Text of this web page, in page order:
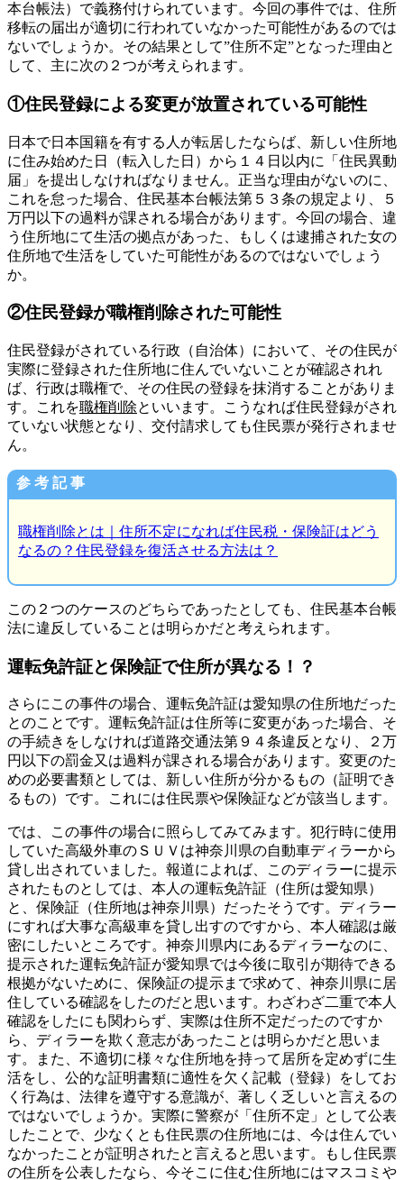
本台帳法）で義務付けられています。今回の事件では、住所
移転の届出が適切に行われていなかった可能性があるのでは
ないでしょうか。その結果として”住所不定”となった理由と
して、主に次の２つが考えられます。
①住民登録による変更が放置されている可能性
日本で日本国籍を有する人が転居したならば、新しい住所地
に住み始めた日（転入した日）から１４日以内に「住民異動
届」を提出しなければなりません。正当な理由がないのに、
これを怠った場合、住民基本台帳法第５３条の規定より、５
万円以下の過料が課される場合があります。今回の場合、違
う住所地にて生活の拠点があった、もしくは逮捕された女の
住所地で生活をしていた可能性があるのではないでしょう
か。
②住民登録が職権削除された可能性
住民登録がされている行政（自治体）において、その住民が
実際に登録された住所地に住んでいないことが確認されれ
ば、行政は職権で、その住民の登録を抹消することがありま
す。これを職権削除といいます。こうなれば住民登録がされ
ていない状態となり、交付請求しても住民票が発行されませ
ん。
参 考 記 事
職権削除とは｜住所不定になれば住民税・保険証はどう
なるの？住民登録を復活させる方法は？
この２つのケースのどちらであったとしても、住民基本台帳
法に違反していることは明らかだと考えられます。
運転免許証と保険証で住所が異なる！？
さらにこの事件の場合、運転免許証は愛知県の住所地だった
とのことです。運転免許証は住所等に変更があった場合、そ
の手続きをしなければ道路交通法第９４条違反となり、２万
円以下の罰金又は過料が課される場合があります。変更のた
めの必要書類としては、新しい住所が分かるもの（証明でき
るもの）です。これには住民票や保険証などが該当します。
では、この事件の場合に照らしてみてみます。犯行時に使用
していた高級外車のＳＵＶは神奈川県の自動車ディラーから
貸し出されていました。報道によれば、このディラーに提示
されたものとしては、本人の運転免許証（住所は愛知県）
と、保険証（住所地は神奈川県）だったそうです。ディラー
にすれば大事な高級車を貸し出すのですから、本人確認は厳
密にしたいところです。神奈川県内にあるディラーなのに、
提示された運転免許証が愛知県では今後に取引が期待できる
根拠がないために、保険証の提示まで求めて、神奈川県に居
住している確認をしたのだと思います。わざわざ二重で本人
確認をしたにも関わらず、実際は住所不定だったのですか
ら、ディラーを欺く意志があったことは明らかだと思いま
す。また、不適切に様々な住所地を持って居所を定めずに生
活をし、公的な証明書類に適性を欠く記載（登録）をしてお
く行為は、法律を遵守する意識が、著しく乏しいと言えるの
ではないでしょうか。実際に警察が「住所不定」として公表
したことで、少なくとも住民票の住所地には、今は住んでい
なかったことが証明されたと言えると思います。もし住民票
の住所を公表したなら、今そこに住む住所地にはマスコミや